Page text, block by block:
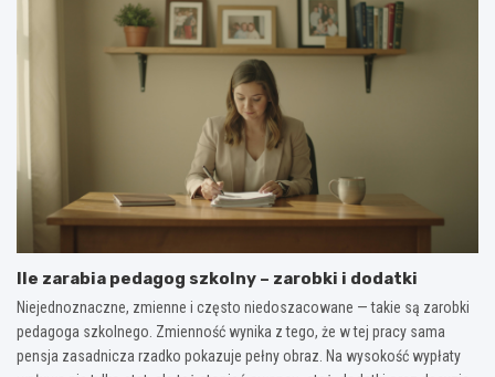
Ile zarabia pedagog szkolny – zarobki i dodatki
Niejednoznaczne, zmienne i często niedoszacowane — takie są zarobki
pedagoga szkolnego. Zmienność wynika z tego, że w tej pracy sama
pensja zasadnicza rzadko pokazuje pełny obraz. Na wysokość wypłaty